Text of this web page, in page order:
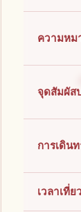
ความหม
จุดสัมผัส
การเดิน
เวลาเที่